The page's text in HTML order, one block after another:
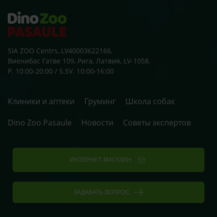
SIA ZOO Centrs, LV40003622166,
Виенибас Гатве 109, Рига, Латвия, LV-1058.
P. 10:00-20:00 / S.SV. 10:00-16:00
Клиники и аптеки Груминг
Школа собак
Dino Zoo Pasaule
Новости Советы экспертов
ИНТЕРНЕТ-МАГАЗИН
ЗАДАВАТЬ ВОПРОС